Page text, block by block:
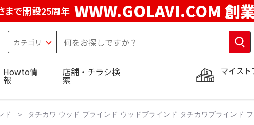
まで開設25周年 WWW.GOLAVI.COM 創
マイスト
Howto情
報
店舗・チラシ検
索
ド タチカワ ウッド ブラインド ウッドブラインド タチカワブラインド